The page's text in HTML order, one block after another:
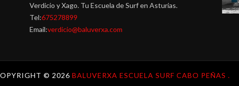
Verdicio y Xago. Tu Escuela de Surf en Asturias.
Tel:675278899
Email:verdicio@baluverxa.com
© 2026 BALUVERXA ESCUELA SURF CABO PEÑAS .